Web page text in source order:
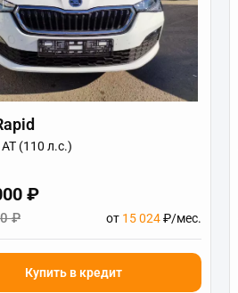
(110 л.с.)
₽
₽ от 15 024₽/мес.
Купить в кредит